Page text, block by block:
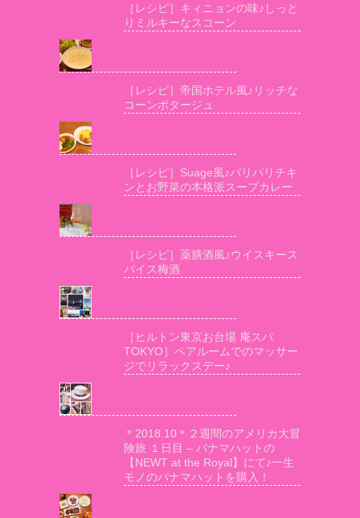
［レシピ］キィニョンの味♪しっと
りミルキーなスコーン
［レシピ］帝国ホテル風♪リッチな
コーンポタージュ
［レシピ］Suage風♪パリパリチキ
ンとお野菜の本格派スープカレー
［レシピ］薬膳酒風♪ウイスキース
パイス梅酒
［ヒルトン東京お台場 庵スパ
TOKYO］ペアルームでのマッサー
ジでリラックスデー♪
＊2018.10＊２週間のアメリカ大冒
険旅 １日目 – パナマハットの
【NEWT at the Royal】にて♪一生
モノのパナマハットを購入！